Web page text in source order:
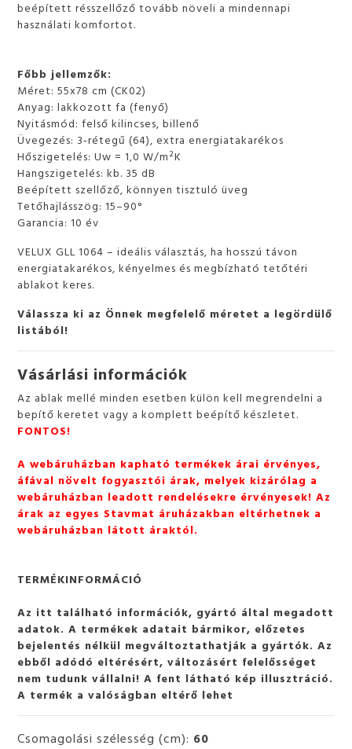
beépített résszellőző tovább növeli a mindennapi
használati komfortot.
Főbb jellemzők:
Méret: 55x78 cm (CK02)
Anyag: lakkozott fa (fenyő)
Nyitásmód: felső kilincses, billenő
Üvegezés: 3‑rétegű (64), extra energiatakarékos
Hőszigetelés: Uw = 1,0 W/m²K
Hangszigetelés: kb. 35 dB
Beépített szellőző, könnyen tisztuló üveg
Tetőhajlásszög: 15–90°
Garancia: 10 év
VELUX GLL 1064 – ideális választás, ha hosszú távon
energiatakarékos, kényelmes és megbízható tetőtéri
ablakot keres.
Válassza ki az Önnek megfelelő méretet a legördülő
listából!
Vásárlási információk
Az ablak mellé minden esetben külön kell megrendelni a
bepítő keretet vagy a komplett beépítő készletet.
FONTOS!
A webáruházban kapható termékek árai érvényes,
áfával növelt fogyasztói árak, melyek kizárólag a
webáruházban leadott rendelésekre érvényesek! Az
árak az egyes Stavmat áruházakban eltérhetnek a
webáruházban látott áraktól.
TERMÉKINFORMÁCIÓ
Az itt található információk, gyártó által megadott
adatok. A termékek adatait bármikor, előzetes
bejelentés nélkül megváltoztathatják a gyártók. Az
ebből adódó eltérésért, változásért felelősséget
nem tudunk vállalni! A fent látható kép illusztráció.
A termék a valóságban eltérő lehet
Csomagolási szélesség (cm): 60